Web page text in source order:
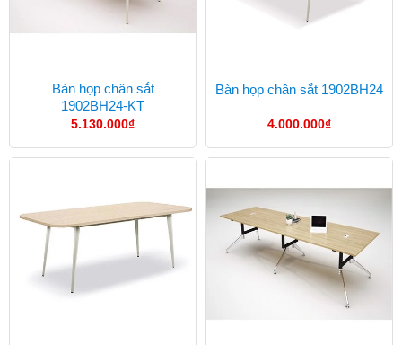
Bàn họp chân sắt
1902BH24-KT
5.130.000₫
Bàn họp chân sắt 1902BH24
4.000.000₫